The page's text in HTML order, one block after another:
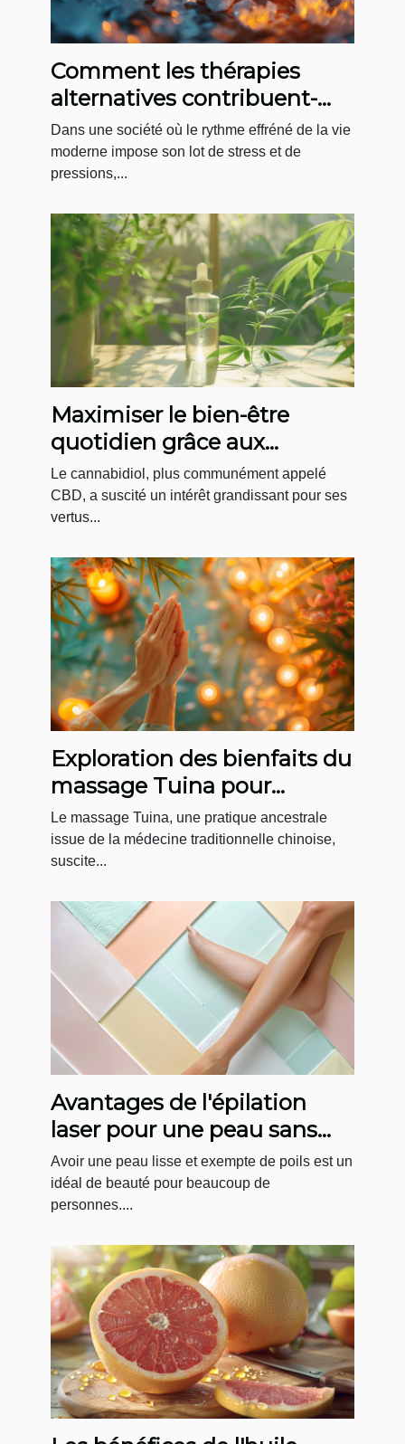
Comment les thérapies
alternatives contribuent-
elles à l'amélioration du
bien-être ?
Dans une société où le rythme effréné de la vie
moderne impose son lot de stress et de
pressions,...
Maximiser le bien-être
quotidien grâce aux
produits CBD
Le cannabidiol, plus communément appelé
CBD, a suscité un intérêt grandissant pour ses
vertus...
Exploration des bienfaits du
massage Tuina pour
l'équilibre énergétique
Le massage Tuina, une pratique ancestrale
issue de la médecine traditionnelle chinoise,
suscite...
Avantages de l'épilation
laser pour une peau sans
poils toute l'année
Avoir une peau lisse et exempte de poils est un
idéal de beauté pour beaucoup de
personnes....